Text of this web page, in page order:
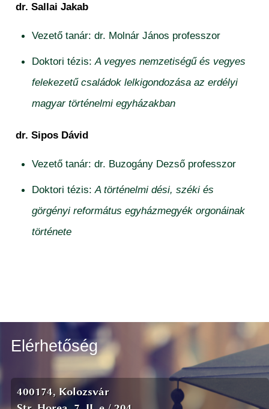
dr. Sallai Jakab
Vezető tanár: dr. Molnár János professzor
Doktori tézis:A vegyes nemzetiségű és vegyes
felekezetű családok lelkigondozása az erdélyi
magyar történelmi egyházakban
dr. Sipos Dávid
Vezető tanár: dr. Buzogány Dezső professzor
Doktori tézis:A történelmi dési, széki és
görgényi református egyházmegyék orgonáinak
története
Elérhetőség
400174, Kolozsvár